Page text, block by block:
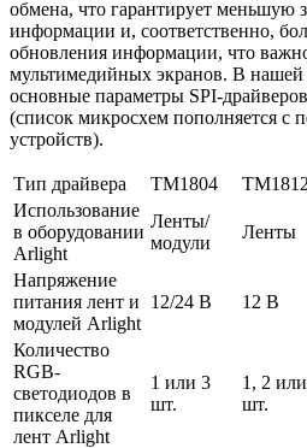
обмена, что гарантирует меньшую
информации и, соответственно,
обновления информации, что
мультимедийных экранов. В нашей
основные параметры SPI-
(список микросхем пополняется с
устройств).
Тип драйвера ТМ1804 ТМ1812
Использование
в оборудовании
Arlight
Ленты/
модули
Ленты
Напряжение
питания лент и
модулей Arlight
12/24 В 12 В
Количество
RGB-
светодиодов в
пикселе для
лент Arlight
1 или 3
шт.
1, 2
шт.